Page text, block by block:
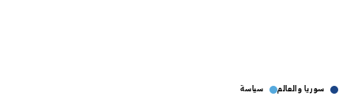
سوريا والعالم سياسة